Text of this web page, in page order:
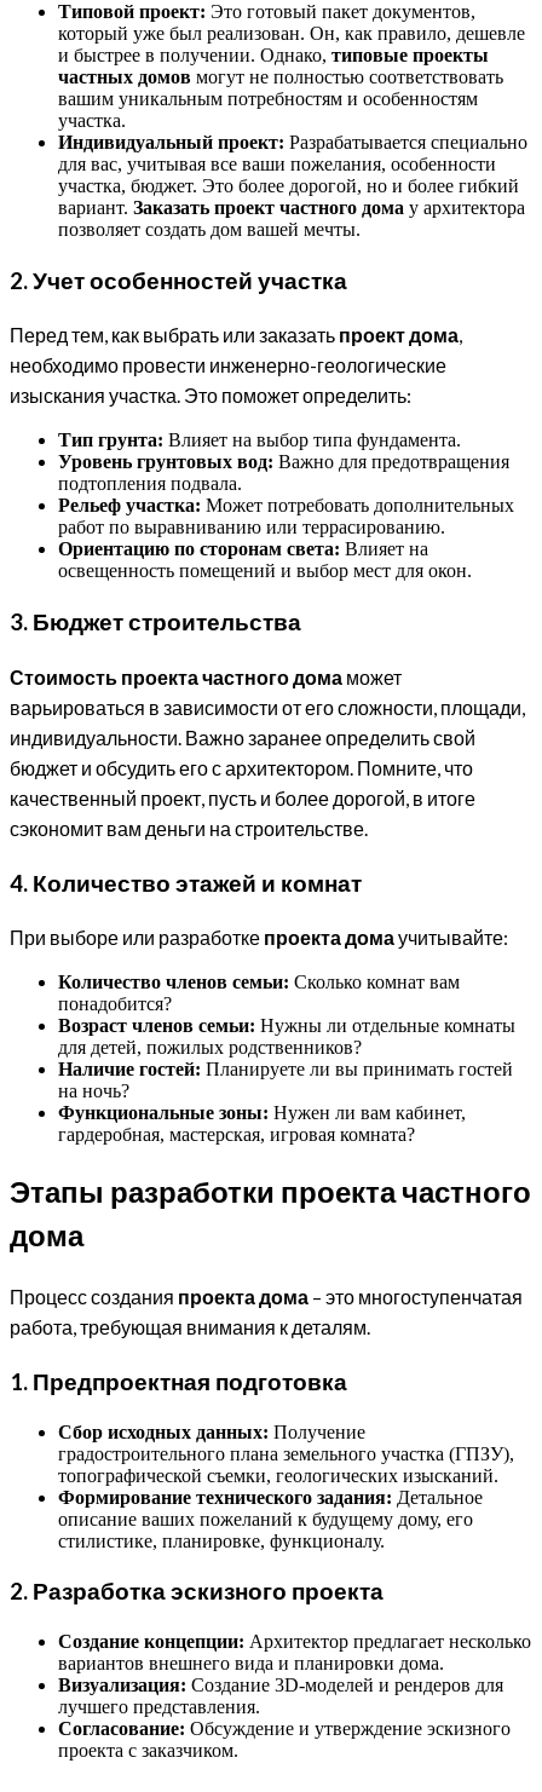
Типовой проект: Это готовый пакет документов,
который уже был реализован. Он, как правило, дешевле
и быстрее в получении. Однако, типовые проекты
частных домов могут не полностью соответствовать
вашим уникальным потребностям и особенностям
участка.
Индивидуальный проект: Разрабатывается специально
для вас, учитывая все ваши пожелания, особенности
участка, бюджет. Это более дорогой, но и более гибкий
вариант. Заказать проект частного дома у архитектора
позволяет создать дом вашей мечты.
2. Учет особенностей участка
Перед тем, как выбрать или заказать проект дома,
необходимо провести инженерно-геологические
изыскания участка. Это поможет определить:
Тип грунта: Влияет на выбор типа фундамента.
Уровень грунтовых вод: Важно для предотвращения
подтопления подвала.
Рельеф участка: Может потребовать дополнительных
работ по выравниванию или террасированию.
Ориентацию по сторонам света: Влияет на
освещенность помещений и выбор мест для окон.
3. Бюджет строительства
Стоимость проекта частного дома может
варьироваться в зависимости от его сложности, площади,
индивидуальности. Важно заранее определить свой
бюджет и обсудить его с архитектором. Помните, что
качественный проект, пусть и более дорогой, в итоге
сэкономит вам деньги на строительстве.
4. Количество этажей и комнат
При выборе или разработке проекта домаучитывайте:
Количество членов семьи: Сколько комнат вам
понадобится?
Возраст членов семьи: Нужны ли отдельные комнаты
для детей, пожилых родственников?
Наличие гостей: Планируете ли вы принимать гостей
на ночь?
Функциональные зоны: Нужен ли вам кабинет,
гардеробная, мастерская, игровая комната?
Этапы разработки проекта частного
дома
Процесс создания проекта дома – это многоступенчатая
работа, требующая внимания к деталям.
1. Предпроектная подготовка
Сбор исходных данных: Получение
градостроительного плана земельного участка (ГПЗУ),
топографической съемки, геологических изысканий.
Формирование технического задания: Детальное
описание ваших пожеланий к будущему дому, его
стилистике, планировке, функционалу.
2. Разработка эскизного проекта
Создание концепции: Архитектор предлагает несколько
вариантов внешнего вида и планировки дома.
Визуализация: Создание 3D-моделей и рендеров для
лучшего представления.
Согласование: Обсуждение и утверждение эскизного
проекта с заказчиком.